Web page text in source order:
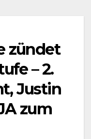
zündet
– 2.
Justin
zum